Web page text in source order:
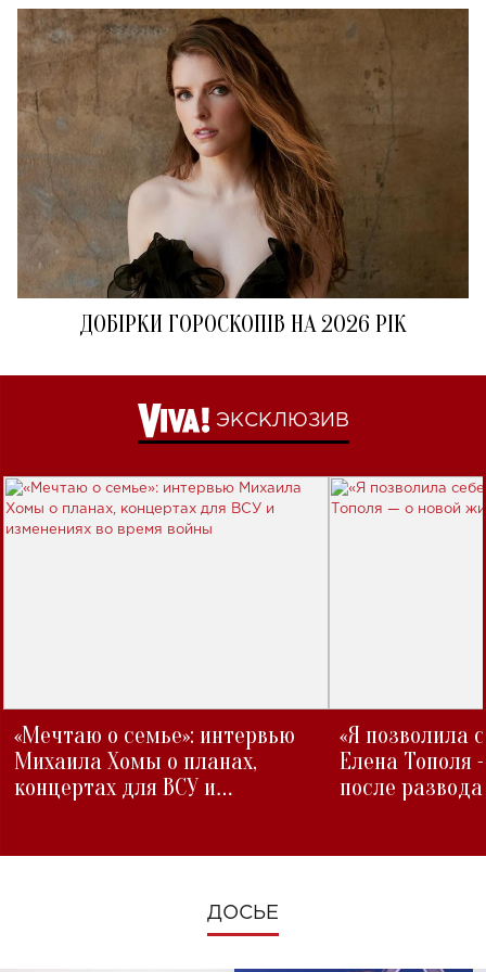
ДОБІРКИ ГОРОСКОПІВ НА 2026 РІК
ЭКСКЛЮЗИВ
«Мечтаю о семье»: интервью
Михаила Хомы о планах,
концертах для ВСУ и
«Я позволила
Елена Тополя
после развода
ДОСЬЕ